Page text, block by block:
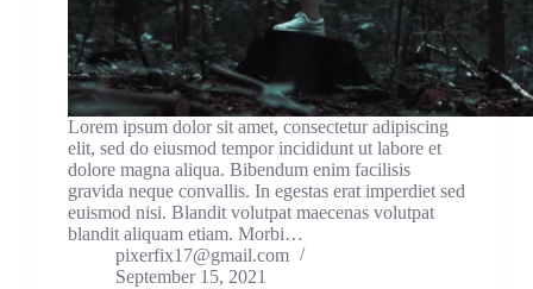
Lorem ipsum dolor sit amet, consectetur adipiscing
elit, sed do eiusmod tempor incididunt ut labore et
dolore magna aliqua. Bibendum enim facilisis
gravida neque convallis. In egestas erat imperdiet sed
euismod nisi. Blandit volutpat maecenas volutpat
blandit aliquam etiam. Morbi…
pixerfix17@gmail.com
September 15, 2021